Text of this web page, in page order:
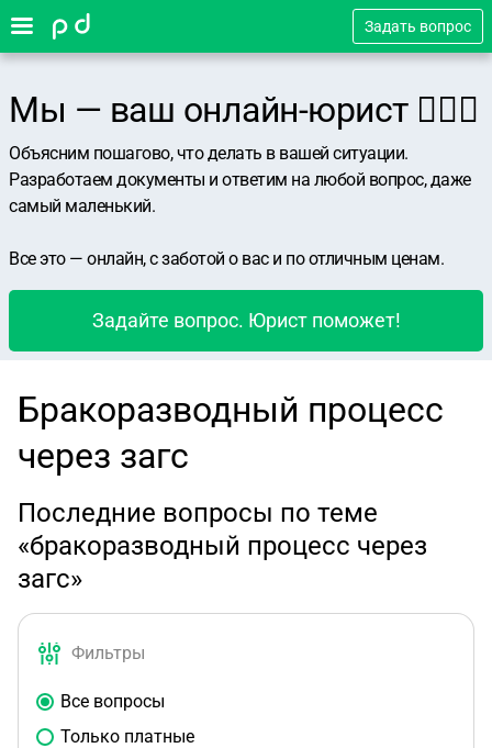
Задать вопрос
Мы — ваш онлайн-юрист 👨🏻‍⚖️
Объясним пошагово, что делать в вашей ситуации.
Разработаем документы и ответим на любой вопрос, даже
самый маленький.
Все это — онлайн, с заботой о вас и по отличным ценам.
Задайте вопрос. Юрист поможет!
Бракоразводный процесс
через загс
Последние вопросы по теме
«бракоразводный процесс через
загс»
Фильтры
Все вопросы
Только платные